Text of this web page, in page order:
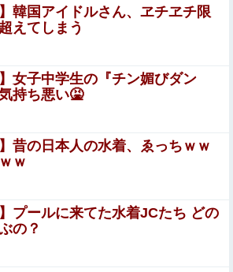
川きよしさん、ライブを前にあたシ
】 百鬼夜行をテーマとしたPOP UP
にて開催
なったので変更に
和に対して）あの子売れますよ』
ーで責められたら我慢できない…気持
る女の子が可愛い乳首責めエ□画像
】韓国アイドルさん、ヱチヱチ限
えてしまう
】女子中学生の『チン媚びダン
持ち悪い🤮
】昔の日本人の水着、ゑっちｗｗ
ｗ
】プールに来てた水着JCたち どの
の？